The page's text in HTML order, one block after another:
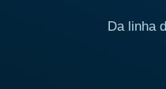
Da linha